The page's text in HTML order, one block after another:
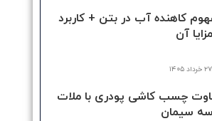
کاهنده آب در بتن + کاربرد
آن
۲۷ خرداد ۱۴۰۵
چسب کاشی پودری با ملات
سیمان